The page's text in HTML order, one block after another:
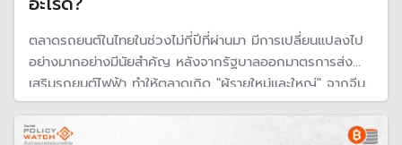
ตลาดรถยนต์ในไทยในช่วงไม่กี่ปีที่ผ่านมา มีการเปลี่ยนแปลงไป
อย่างมากอย่างมีนัยสำคัญ หลังจากรัฐบาลออกมาตรการส่ง
เสริมรถยนต์ไฟฟ้า ทำให้ตลาดเกิด "ผู้รายใหม่และใหญ่" จากจีน
แต่ด้วยปัจจัยต่าง ๆ ทำให้ผู้ซื้อมีการตัดสินใจต่างกันในการใช้
รถยนต์ แต่ปัจจัยหนึ่งที่สำคัญ คือ ค่าใช้จ่ายที่เกิดขึ้น